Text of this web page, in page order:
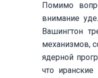
Помимо
внимание
Вашингтон
механизмов,
ядерной
что